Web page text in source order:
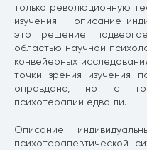
только революционную
изучения – описание
это решение
областью научной
конвейерных
точки зрения изучения
оправдано, но с
психотерапии едва ли.
Описание
психотерапевтической